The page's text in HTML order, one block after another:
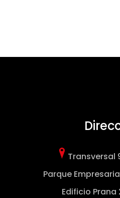
Transversal
Parque
Edificio